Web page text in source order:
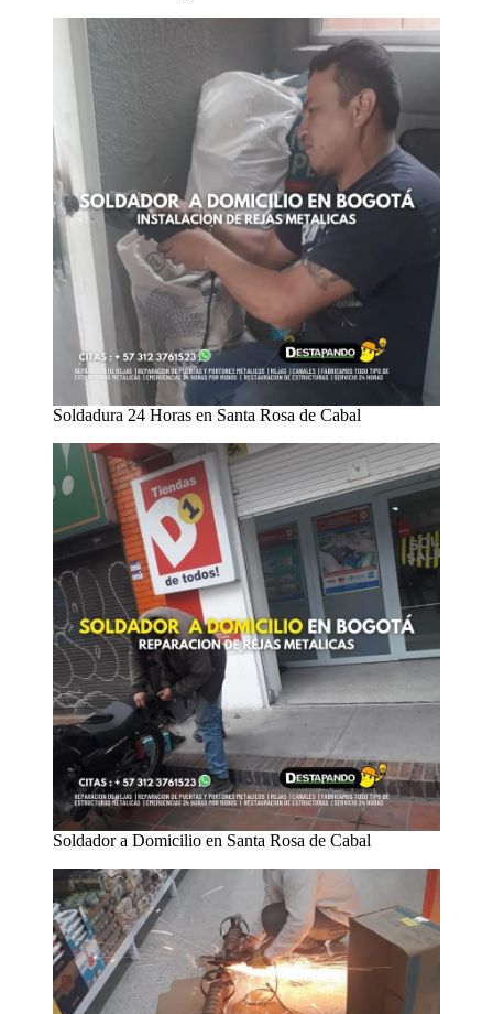
Soldadura 24 Horas en Santa Rosa de Cabal
Soldador a Domicilio en Santa Rosa de Cabal